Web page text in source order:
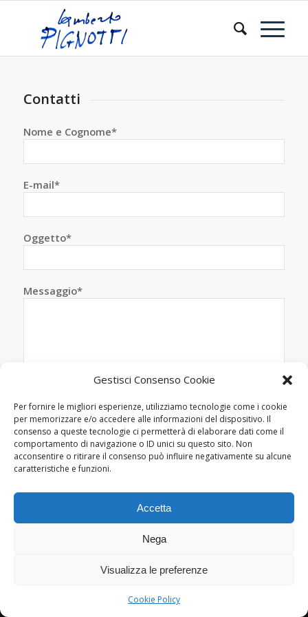
Gestisci Consenso Cookie
Per fornire le migliori esperienze, utilizziamo tecnologie come i cookie
per memorizzare e/o accedere alle informazioni del dispositivo. Il
consenso a queste tecnologie ci permetterà di elaborare dati come il
comportamento di navigazione o ID unici su questo sito. Non
acconsentire o ritirare il consenso può influire negativamente su alcune
caratteristiche e funzioni.
Accetta
Nega
Visualizza le preferenze
Cookie Policy
Contatti
Nome e Cognome*
E-mail*
Oggetto*
Messaggio*
cookie policy